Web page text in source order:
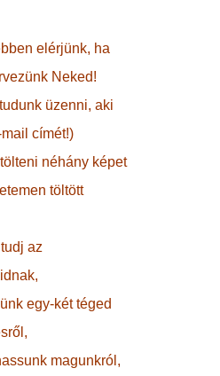
elérjünk, ha
Neked!
üzenni, aki
címét!)
néhány képet
töltött
az
egy-két téged
magunkról,